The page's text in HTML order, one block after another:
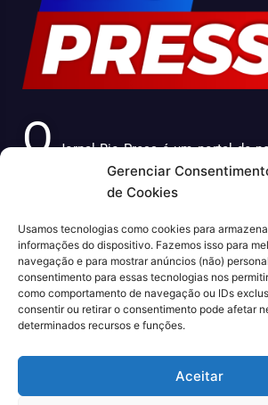
Gerenciar
de Cookies
Usamos tecnologias como cookies para
informações do dispositivo. Fazemos isso para
navegação e para mostrar anúncios (não)
consentimento para essas tecnologias nos
como comportamento de navegação ou IDs
consentir ou retirar o consentimento pode afetar
determinados recursos e funções.
Aceitar
O Jornal Rio Press é um portal de
impresso que cobre diversas notícias
Rio de Janeiro. Com uma
sobre política, economia, cultura,
relevantes para a população carioca.
Rio Press oferece conteúdo
online, trazendo ainda mais facilidade e
seus leitores.
CNPJ: 43.699.442/0001-